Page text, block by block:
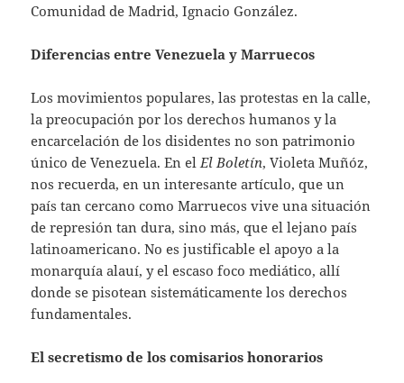
Comunidad de Madrid, Ignacio González.
Diferencias entre Venezuela y Marruecos
Los movimientos populares, las protestas en la calle,
la preocupación por los derechos humanos y la
encarcelación de los disidentes no son patrimonio
único de Venezuela. En elEl Boletín, Violeta Muñóz,
nos recuerda, en un interesante artículo, que un
país tan cercano como Marruecos vive una situación
de represión tan dura, sino más, que el lejano país
latinoamericano. No es justificable el apoyo a la
monarquía alauí, y el escaso foco mediático, allí
donde se pisotean sistemáticamente los derechos
fundamentales.
El secretismo de los comisarios honorarios